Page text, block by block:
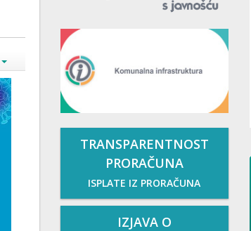
TRANSPARENTNOST
PRORAČUNA
ISPLATE IZ PRORAČUNA
IZJAVA O